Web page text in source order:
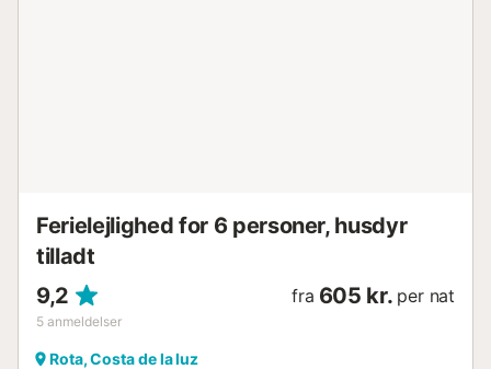
Ferielejlighed for 6 personer, husdyr
tilladt
9,2
5 anmeldelser
fra 605 kr. per nat
Rota, Costa de la luz